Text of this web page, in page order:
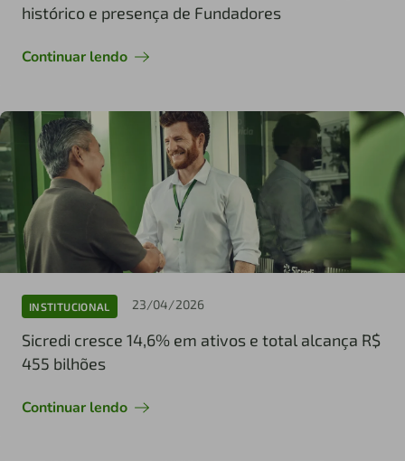
histórico e presença de Fundadores
Continuar lendo
INSTITUCIONAL 23/04/2026
Sicredi cresce 14,6% em ativos e total alcança R$
455 bilhões
Continuar lendo